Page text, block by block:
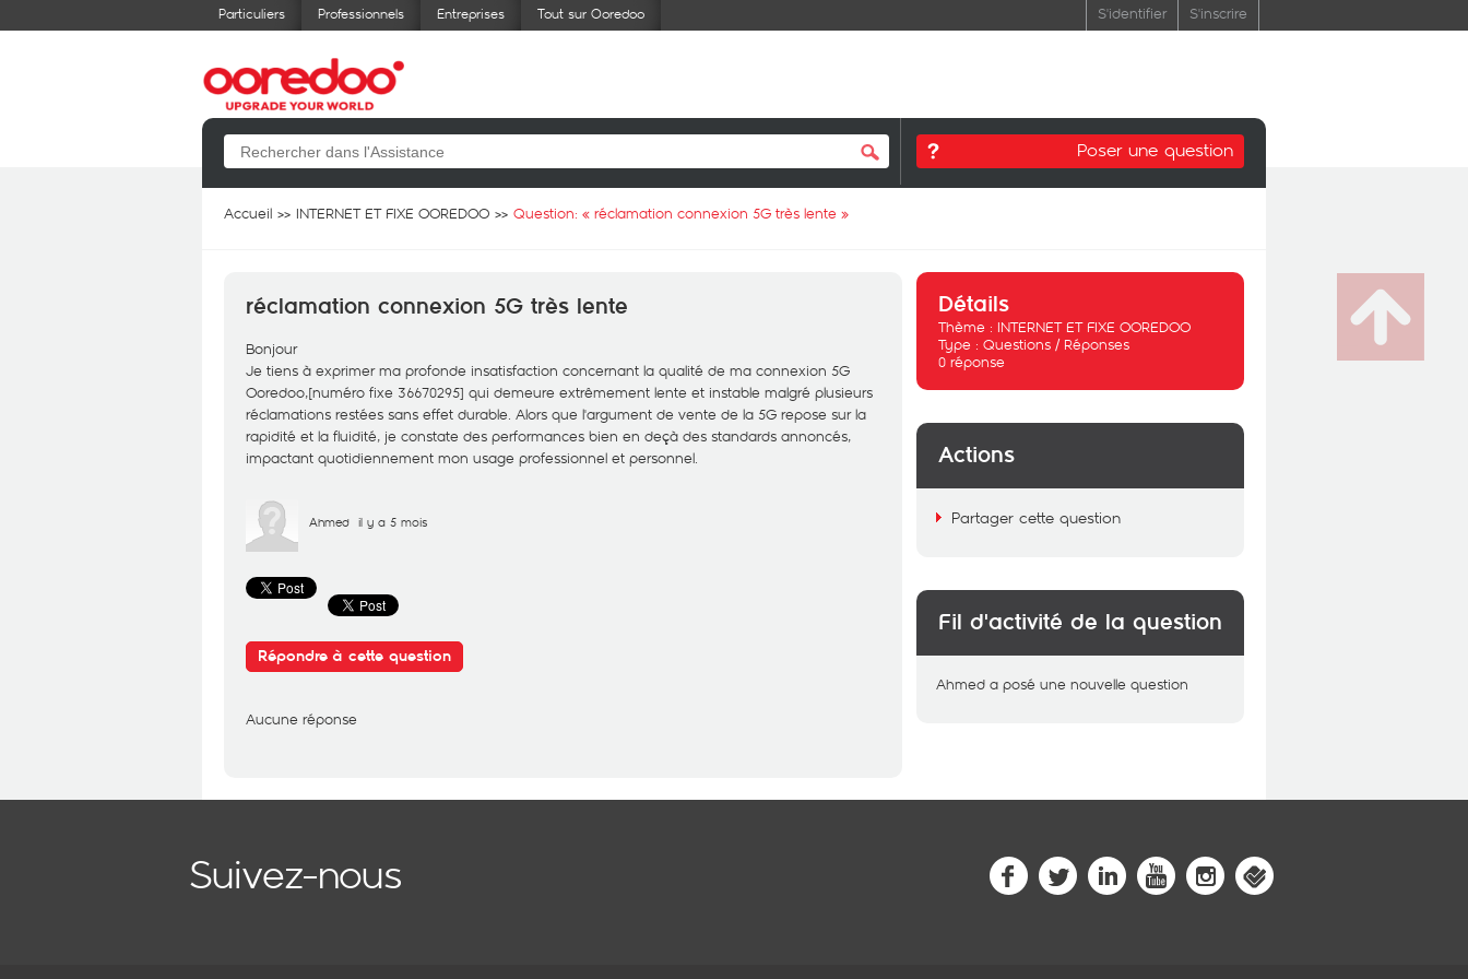
Particuliers Professionnels Entreprises Tout sur Ooredoo S'identifier S'inscrire
Poser une question
Accueil INTERNET ET FIXE OOREDOO Question: « réclamation connexion 5G très lente »
réclamation connexion 5G très lente
Bonjour
Je tiens à exprimer ma profonde insatisfaction concernant la qualité de ma connexion 5G
Ooredoo,[numéro fixe 36670295] qui demeure extrêmement lente et instable malgré plusieurs
réclamations restées sans effet durable. Alors que l'argument de vente de la 5G repose sur la
rapidité et la fluidité, je constate des performances bien en deçà des standards annoncés,
impactant quotidiennement mon usage professionnel et personnel.
Ahmed il y a 5 mois
Répondre à cette question
Aucune réponse
Détails
Thème : INTERNET ET FIXE OOREDOO
Type : Questions / Réponses
0 réponse
Actions
Partager cette question
Fil d'activité de la question
Ahmed a posé une nouvelle question
Suivez-nous